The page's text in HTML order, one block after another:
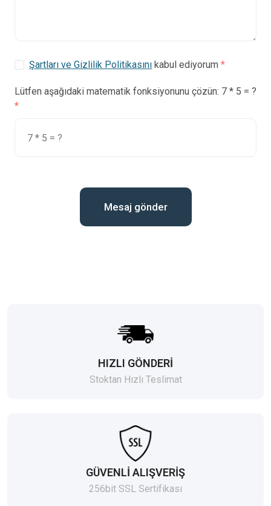
Şartları ve Gizlilik Politikasını kabul ediyorum
Lütfen aşağıdaki matematik fonksiyonunu çözün: 7 * 5 = ?
Mesaj gönder
HIZLI GÖNDERİ
Stoktan Hızlı Teslimat
GÜVENLİ ALIŞVERİŞ
256bit SSL Sertifikası